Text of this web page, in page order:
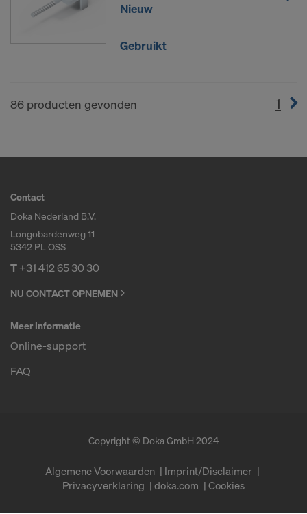
Nieuw
Gebruikt
86 producten gevonden 1
Contact
Doka Nederland B.V.
Longobardenweg 11
5342 PL OSS
T+31 412 65 30 30
NU CONTACT OPNEMEN
Meer Informatie
Online-support
FAQ
Copyright © Doka GmbH 2024
Algemene Voorwaarden
Imprint/Disclaimer
Privacyverklaring
doka.com Cookies